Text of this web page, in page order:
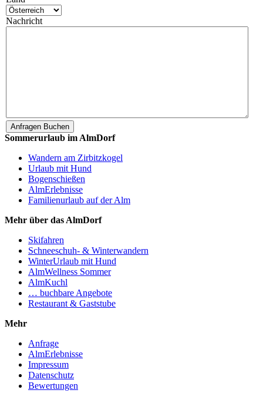
Nachricht
Sommerurlaub im AlmDorf
Wandern am Zirbitzkogel
Urlaub mit Hund
Bogenschießen
AlmErlebnisse
Familienurlaub auf der Alm
Mehr über das AlmDorf
Skifahren
Schneeschuh- & Winterwandern
WinterUrlaub mit Hund
AlmWellness Sommer
AlmKuchl
… buchbare Angebote
Restaurant & Gaststube
Mehr
Anfrage
AlmErlebnisse
Impressum
Datenschutz
Bewertungen